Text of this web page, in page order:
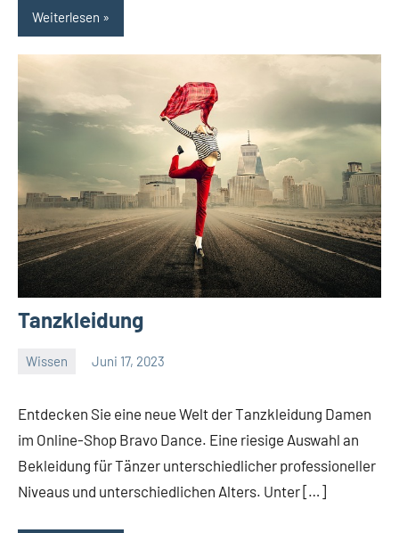
Weiterlesen
Tanzkleidung
Wissen Juni 17, 2023
Entdecken Sie eine neue Welt der Tanzkleidung Damen
im Online-Shop Bravo Dance. Eine riesige Auswahl an
Bekleidung für Tänzer unterschiedlicher professioneller
Niveaus und unterschiedlichen Alters. Unter […]